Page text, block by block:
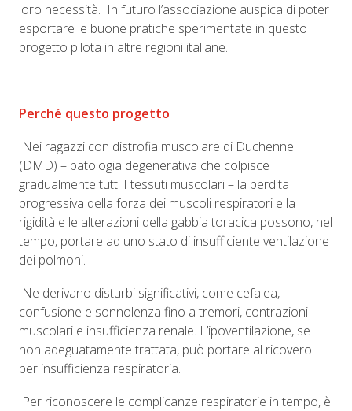
loro necessità. In futuro l’associazione auspica di poter
esportare le buone pratiche sperimentate in questo
progetto pilota in altre regioni italiane.
Perché questo progetto
Nei ragazzi con distrofia muscolare di Duchenne
(DMD) – patologia degenerativa che colpisce
gradualmente tutti I tessuti muscolari – la perdita
progressiva della forza dei muscoli respiratori e la
rigidità e le alterazioni della gabbia toracica possono, nel
tempo, portare ad uno stato di insufficiente ventilazione
dei polmoni.
Ne derivano disturbi significativi, come cefalea,
confusione e sonnolenza fino a tremori, contrazioni
muscolari e insufficienza renale. L’ipoventilazione, se
non adeguatamente trattata, può portare al ricovero
per insufficienza respiratoria.
Per riconoscere le complicanze respiratorie in tempo, è